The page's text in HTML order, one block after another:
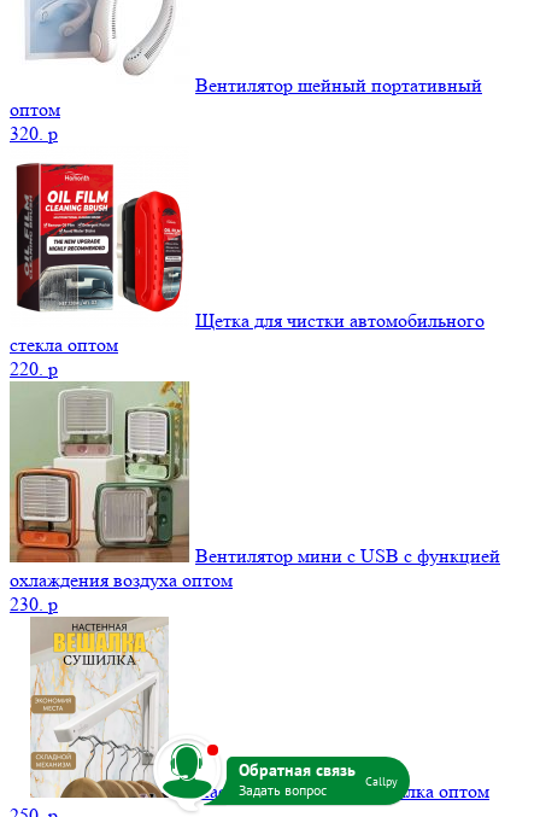
Вентилятор шейный портативный
оптом
320. p
Щетка для чистки автомобильного
стекла оптом
220. p
Вентилятор мини с USB с функцией
охлаждения воздуха оптом
230. p
Настенная складная вешалка оптом
Callpy
b